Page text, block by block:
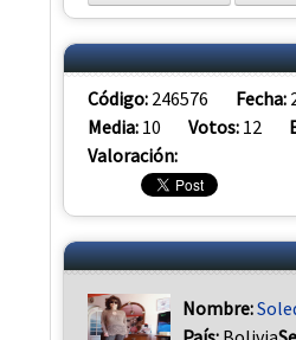
Código: 246576 Fecha:
Media: 10 Votos: 12
Valoración:
Nombre: